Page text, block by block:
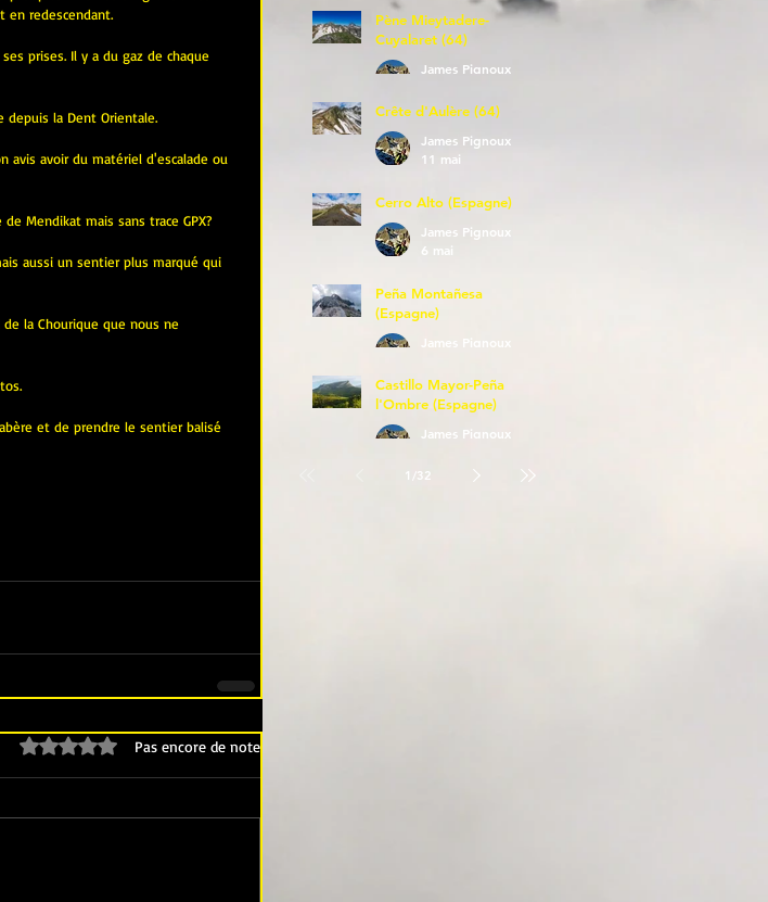
en redescendant.
prises. Il y a du gaz de chaque
depuis la Dent Orientale.
avis avoir du matériel d'escalade ou
Mendikat mais sans trace GPX?
aussi un sentier plus marqué qui
la Chourique que nous ne
et de prendre le sentier balisé
Noté 0 étoile sur 5. Pas encore de note
Pène Mieytadere-
Cuyalaret (64)
James Pignoux
Crête d'Aulère (64)
James Pignoux
11 mai
Cerro Alto (Espagne)
James Pignoux
6 mai
Peña Montañesa
(Espagne)
James Pignoux
Castillo Mayor-Peña
l'Ombre (Espagne)
James Pignoux
1 /32